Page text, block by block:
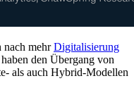
nach mehrDigitalisierung
den Übergang von
als auch Hybrid-Modellen